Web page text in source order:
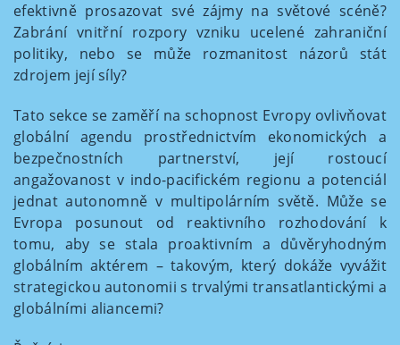
efektivně prosazovat své zájmy na světové scéně?
Zabrání vnitřní rozpory vzniku ucelené zahraniční
politiky, nebo se může rozmanitost názorů stát
zdrojem její síly?
Tato sekce se zaměří na schopnost Evropy ovlivňovat
globální agendu prostřednictvím ekonomických a
bezpečnostních partnerství, její rostoucí
angažovanost v indo-pacifickém regionu a potenciál
jednat autonomně v multipolárním světě. Může se
Evropa posunout od reaktivního rozhodování k
tomu, aby se stala proaktivním a důvěryhodným
globálním aktérem – takovým, který dokáže vyvážit
strategickou autonomii s trvalými transatlantickými a
globálními aliancemi?